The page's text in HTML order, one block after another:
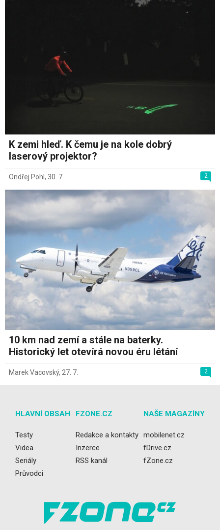
K zemi hleď. K čemu je na kole dobrý
laserový projektor?
2
Ondřej Pohl , 30. 7.
10 km nad zemí a stále na baterky.
Historický let otevírá novou éru létání
2
Marek Vacovský, 27. 7.
HLAVNÍ OBSAH
Testy
Videa
Seriály
Průvodci
FZONE.CZ
Redakce a kontakty
Inzerce
RSS kanál
NAŠE MAGAZÍNY
mobilenet.cz
fDrive.cz
fZone.cz